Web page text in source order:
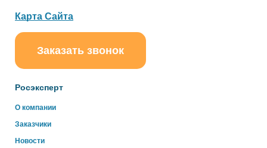
Росэксперт
О компании
Заказчики
Новости
Карта Сайта
Заказать звонок
online
Здравствуйте!
Свяжитесь с нами через WhatsApp нажав на кнопку